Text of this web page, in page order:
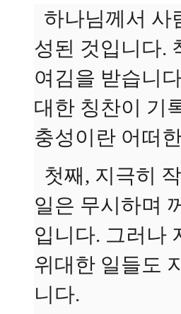
하나님께서 사
성된 것입니다.
여김을 받습니
대한 칭찬이 기
충성이란 어떠
첫째, 지극히
일은 무시하며
입니다. 그러나
위대한 일들도
니다.